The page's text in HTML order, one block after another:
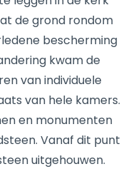
de grond rondom
bescherming
kwam de
van individuele
van hele kamers.
en monumenten
Vanaf dit punt
uitgehouwen.